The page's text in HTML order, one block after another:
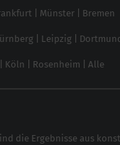
Münster Bremen
Leipzig Dortmund
Köln Rosenheim Alle
die Ergebnisse aus